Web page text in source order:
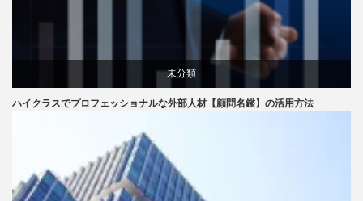
未分類
ハイクラスでプロフェッショナルな外部人材【顧問名鑑】の活用方法